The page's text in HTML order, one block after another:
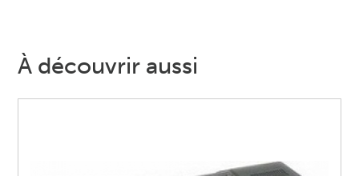
À découvrir aussi